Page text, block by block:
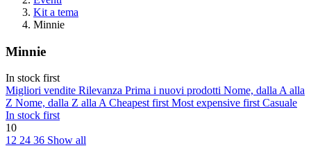
Kit a tema
Minnie
Minnie
In stock first
Migliori vendite Rilevanza Prima i nuovi prodotti Nome, dalla A alla
Z Nome, dalla Z alla ACheapest firstMost expensive firstCasuale
In stock first
10
12 24 36 Show all